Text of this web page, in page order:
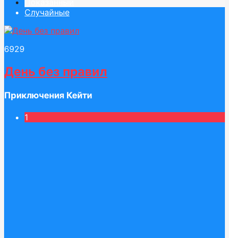
Случайные
6929
День без правил
Приключения Кейти
1